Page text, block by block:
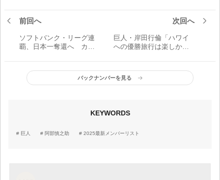
前回へ
ソフトバンク・リーグ連
覇、日本一奪還へ カギ
強化【2025最新メンバー
リスト】
次回へ
巨人・岸田行倫「ハワイ
への優勝旅行は楽しかっ
そう頑張ろうという気持
ちになりました」／V旅行
バックナンバーを見る
KEYWORDS
巨人 阿部慎之助 2025最新メンバーリスト